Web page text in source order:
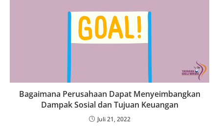
Bagaimana Perusahaan Dapat Menyeimbangkan
Dampak Sosial dan Tujuan Keuangan
Juli 21, 2022